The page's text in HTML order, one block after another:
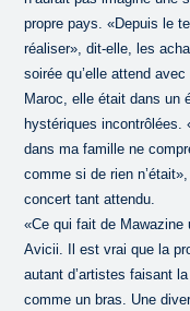
propre pays. «Depuis le
réaliser», dit-elle, les
soirée qu’elle attend
Maroc, elle était dans un
hystériques incontrôlées.
dans ma famille ne
comme si de rien
concert tant attendu.
«Ce qui fait de Mawazine
Avicii. Il est vrai que la
autant d’artistes faisant
comme un bras. Une